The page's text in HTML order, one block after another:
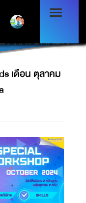
KIDS เดือน
RATCHADA
เดือน ตุลาคม